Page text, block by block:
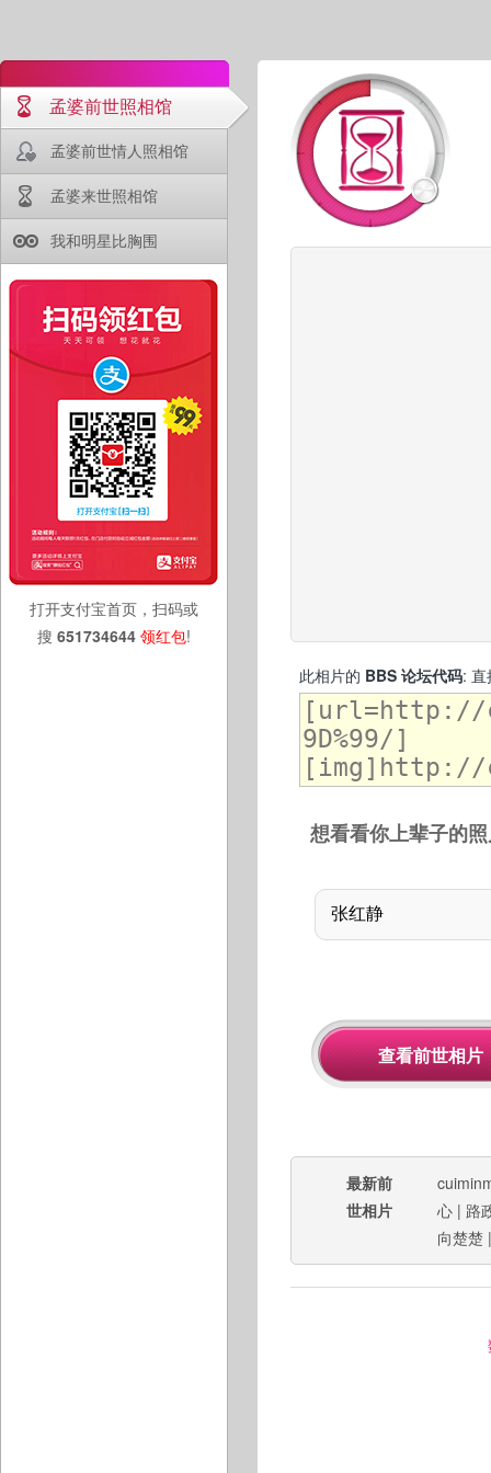
孟婆前世照相馆
孟婆前世情人照相馆
孟婆来世照相馆
我和明星比胸围
打开支付宝首页，扫码或
搜 651734644 领红包!
此相片的 BBS 论坛代码: 直
想看看你上辈子的
最新前
世相片
心 | 路
向楚楚